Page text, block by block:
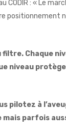
CODIR : « Le
positionnement
filtre. Chaque
niveau protège
pilotez à
mais parfois